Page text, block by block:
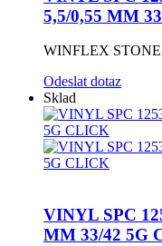
5,5/0,55 MM
WINFLEX STONE
Odeslat dotaz
Sklad
VINYL SPC
MM 33/42 5G